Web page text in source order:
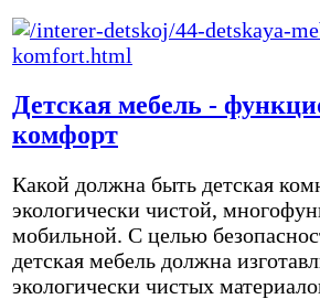
Детская мебель -
комфорт
Какой должна быть детская
экологически чистой,
мобильной. С целью
детская мебель должна
экологически чистых